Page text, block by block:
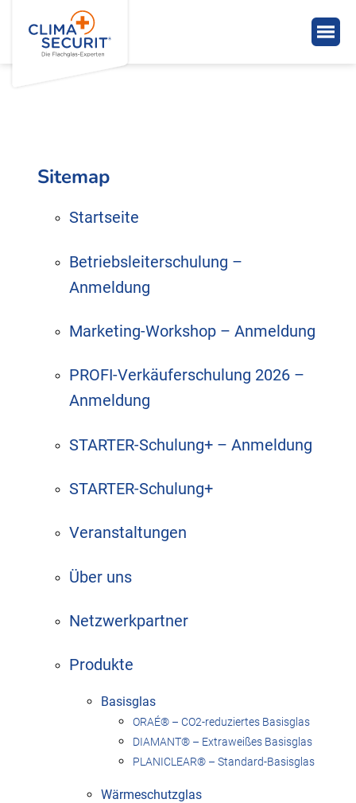
Sitemap
Startseite
Betriebsleiterschulung –
Anmeldung
Marketing-Workshop – Anmeldung
PROFI-Verkäuferschulung 2026 –
Anmeldung
STARTER-Schulung+ – Anmeldung
STARTER-Schulung+
Veranstaltungen
Über uns
Netzwerkpartner
Produkte
Basisglas
ORAÉ® – CO2-reduziertes Basisglas
DIAMANT® – Extraweißes Basisglas
PLANICLEAR® – Standard-Basisglas
Wärmeschutzglas